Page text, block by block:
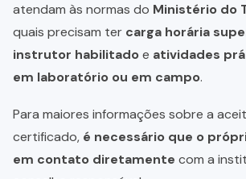
atendam às normas do Ministério do
quais precisam ter carga horária
instrutor habilitadoe atividades
em laboratório ou em campo.
Para maiores informações sobre a
certificado, é necessário que o
em contato diretamente com a